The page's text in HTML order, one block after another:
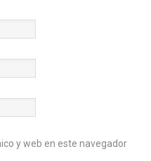
y web en este navegador